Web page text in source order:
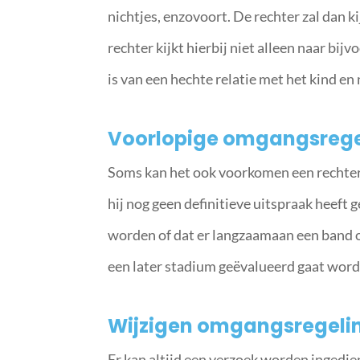
nichtjes, enzovoort. De rechter zal dan
rechter kijkt hierbij niet alleen naar
is van een hechte relatie met het kind
Voorlopige
Soms kan het ook voorkomen een
hij nog geen definitieve uitspraak heeft
worden of dat er langzaamaan een
een later stadium geëvalueerd gaat
Wijzigen